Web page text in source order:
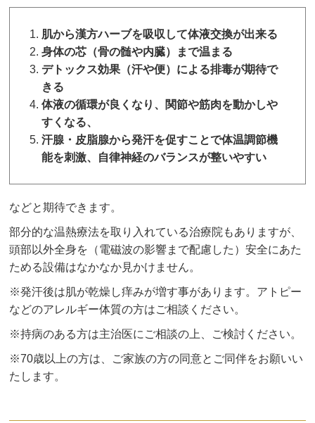
肌から漢方ハーブを吸収して体液交換が出来る
身体の芯（骨の髄や内臓）まで温まる
デトックス効果（汗や便）による排毒が期待で
きる
体液の循環が良くなり、関節や筋肉を動かしや
すくなる、
汗腺・皮脂腺から発汗を促すことで体温調節機
能を刺激、自律神経のバランスが整いやすい
などと期待できます。
部分的な温熱療法を取り入れている治療院もありますが、
頭部以外全身を（電磁波の影響まで配慮した）安全にあた
ためる設備はなかなか見かけません。
※発汗後は肌が乾燥し痒みが増す事があります。アトピー
などのアレルギー体質の方はご相談ください。
※持病のある方は主治医にご相談の上、ご検討ください。
※70歳以上の方は、ご家族の方の同意とご同伴をお願いい
たします。